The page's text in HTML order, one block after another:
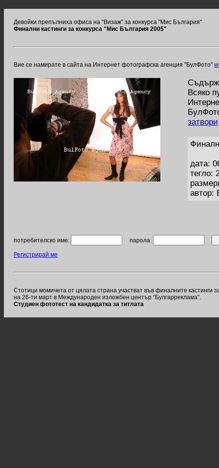
Девойки препълниха офиса на "Визаж" за конкурса "Мис България"
Финални кастинги за конкурса "Мис България 2005"
Вие се намирате в сайта на Интернет фотографска агенция "БулФото"
Всяко
затвори
дата:
тегло:
автор:
потребителско име: парола:
Регистрирай ме
Стотици момичета от цялата страна участват във финалните
на 26-ти март в Международен изложбен център “Булгарреклама”.
Студиен фототест на кандидатка за титлата